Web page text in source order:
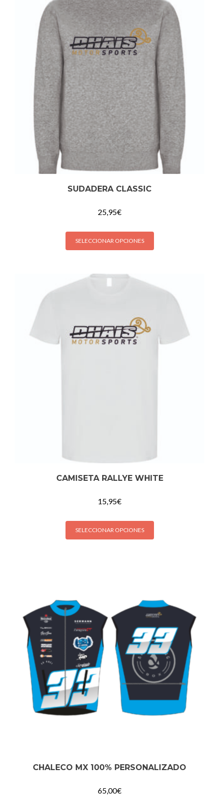
SUDADERA CLASSIC
25,95€
SELECCIONAR OPCIONES
CAMISETA RALLYE WHITE
15,95€
SELECCIONAR OPCIONES
CHALECO MX 100% PERSONALIZADO
65,00€